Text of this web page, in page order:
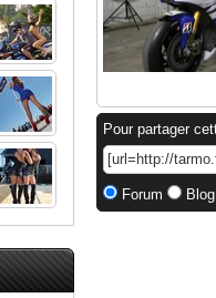
Pour partager
Forum